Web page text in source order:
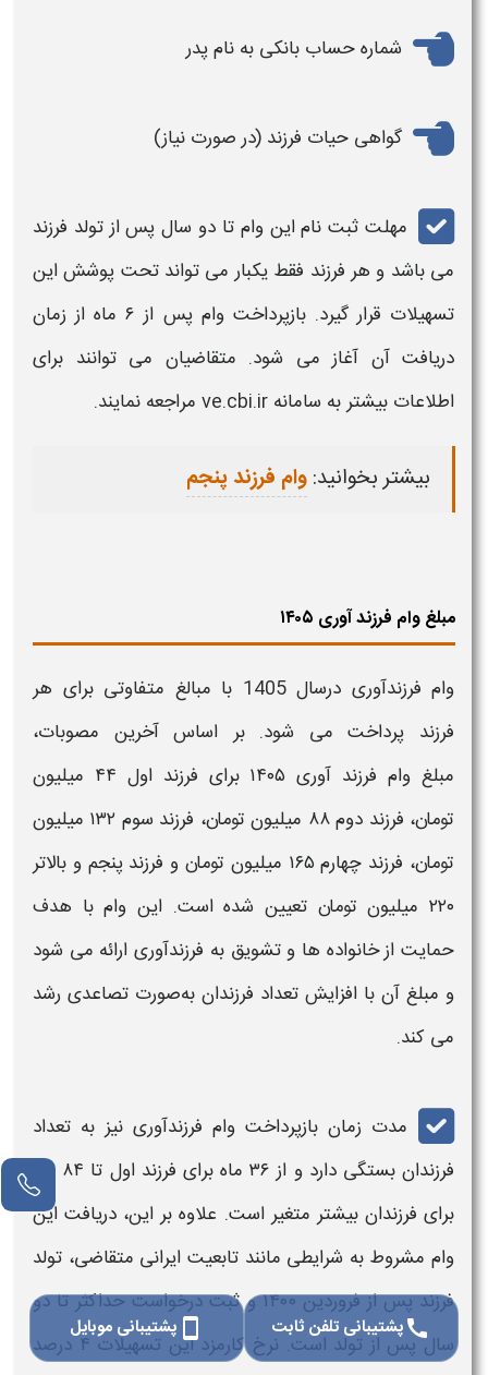
شماره حساب بانکی به نامپدر
گواهی حیات فرزند (در صورت نیاز)
مهلت ثبت ناماینوامتا دو سال پس از تولد فرزند
می باشد و هر فرزند فقط یکبار می تواند تحت پوشش این
تسهیلات قرار گیرد. بازپرداختوام
پس از ۶ ماه از زمان
دریافت آن آغاز می شود. متقاضیان می توانند برای
اطلاعات بیشتر به سامانه ve.cbi.ir مراجعه نمایند.
بیشتر بخوانید:وام فرزند پنجم
مبلغ وام فرزند آوری ۱۴۰۵
وام​ فرزندآوری درسال1405 با مبالغ متفاوتی برای هر
فرزند پرداخت می‌ شود. بر اساس آخرین مصوبات،
مبلغ وام فرزند آوری ۱۴۰۵ برای فرزند
اول ۴۴ میلیون
تومان، فرزند دوم ۸۸ میلیون تومان، فرزند
سوم ۱۳۲ میلیون
تومان، فرزند چهارم ۱۶۵ میلیون تومان و فرزندپنجم و بالاتر
۲۲۰ میلیون تومان تعیین شده است. این
وامبا هدف
حمایت از خانواده‌ ها و تشویق به فرزندآوری ارائه می‌ شود
و مبلغ آن با افزایش تعداد فرزندان به‌صورت تصاعدی رشد
می‌ کند.
مدت زمان بازپرداخت وام فرزندآوری نیز به تعداد
فرزندانبستگی دارد و از ۳۶ ماه برای فرزند
اول تا ۸۴ ماه
برای فرزندان بیشتر متغیر است. علاوه بر این، دریافت این
وام مشروط به شرایطی مانند تابعیت ایرانی متقاضی، تولد
فرزندپس از فروردین ۱۴۰۰ و ثبتدرخواست حداکثر تا دو
سال پس از تولد است. نرخ کارمزد این تسهیلات ۴ درصد
callپشتیبانی تلفن ثابت smartphone پشتیبانی موبایل